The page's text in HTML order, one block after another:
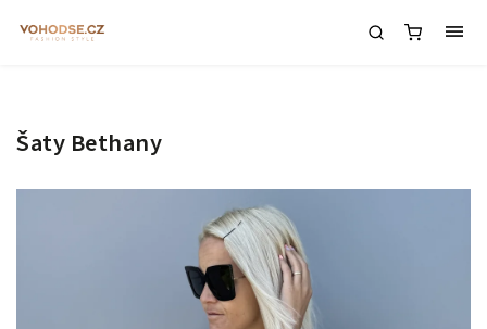
Šaty Bethany